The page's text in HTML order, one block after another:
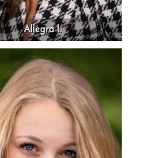
Allegra I.